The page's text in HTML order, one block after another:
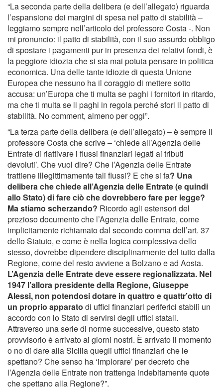
“La seconda parte della delibera (e dell’allegato) riguarda
l’espansione dei margini di spesa nel patto di stabilità –
leggiamo sempre nell’articolo del professore Costa -. Non
mi pronuncio: il patto di stabilità, con il suo assurdo obbligo
di spostare i pagamenti pur in presenza dei relativi fondi, è
la peggiore idiozia che si sia mai potuta pensare in politica
economica. Una delle tante idiozie di questa Unione
Europea che nessuno ha il coraggio di mettere sotto
accusa: un’Europa che ti multa se paghi i fornitori in ritardo,
ma che ti multa se li paghi in regola perché sfori il patto di
stabilità. No comment, almeno per oggi”.
“La terza parte della delibera (e dell’allegato) – è sempre il
professore Costa che scrive – ‘chiede all’Agenzia delle
Entrate di riattivare i flussi finanziari legati ai tributi
devoluti’. Che vuol dire? Che l’Agenzia delle Entrate
trattiene illegittimamente tali flussi? E che si fa? Una
delibera che chiede all’Agenzia delle Entrate (e quindi
allo Stato) di fare ciò che dovrebbero fare per legge?
Ma stiamo scherzando? Ricordo agli estensori del
prezioso documento che l’Agenzia delle Entrate, come
implicitamente richiamato dal secondo comma dell’art. 37
dello Statuto, e come è nella logica complessiva dello
stesso, dovrebbe dipendere disciplinarmente del tutto dalla
Regione, come del resto avviene a Bolzano e ad Aosta.
L’Agenzia delle Entrate deve essere regionalizzata. Nel
1947 l’allora presidente della Regione, Giuseppe
Alessi, non potendosi dotare in quattro e quattr’otto di
un proprio apparato di uffici finanziari periferici stabilì un
accordo con lo Stato di servirsi degli uffici statali.
Attraverso una serie di norme successive, questo stato
provvisorio è arrivato ai giorni nostri. È arrivato il momento
o no di dare alla Sicilia quegli uffici finanziari che le
spettano? Che senso ha ‘implorare’ per decreto che
l’Agenzia delle Entrate non trattenga indebitamente quote
che spettano alla Regione?”.